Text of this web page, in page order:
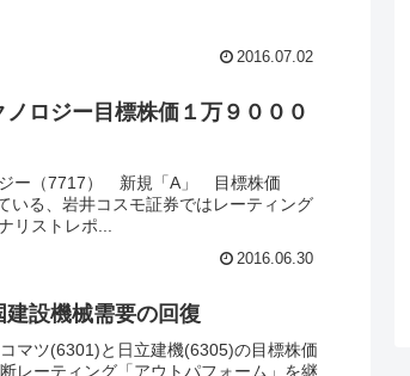
2016.07.02
ロジー目標株価１万９０００
ジー（7717） 新規「A」 目標株価
いる、岩井コスモ証券ではレーティング
リストレポ...
2016.06.30
設機械需要の回復
マツ(6301)と日立建機(6305)の目標株価
レーティング「アウトパフォーム」を継